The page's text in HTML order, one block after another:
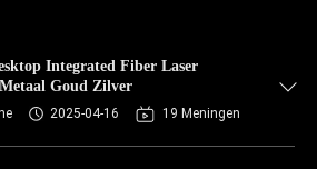
Integrated Fiber Laser
Goud Zilver
2025-04-16 19 Meningen